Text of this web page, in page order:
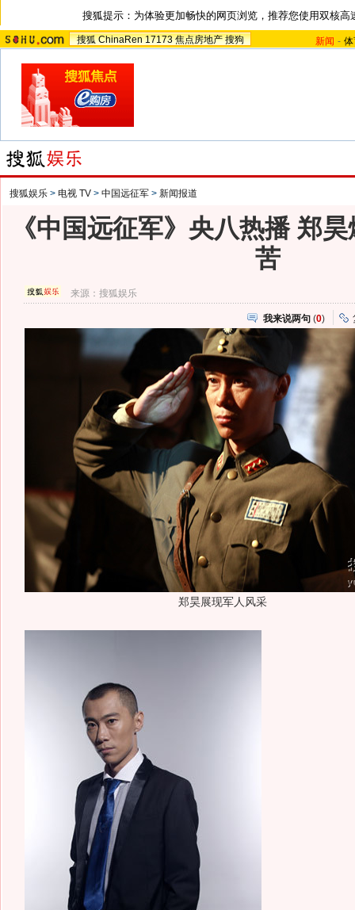
搜狐提示：为体验更加畅快的网页浏览，推荐您使用双核高
搜狐 ChinaRen 17173 焦点房地产 搜狗 新闻 -
搜狐娱乐 > 电视 TV > 中国远征军 > 新闻报道
《中国远征军》央八热播 郑
苦
来源：搜狐娱乐
我来说两句 (0)
郑昊展现军人风采